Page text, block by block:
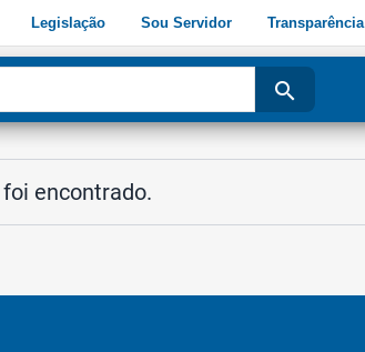
Legislação Sou Servidor Transparência
search
encontrado.